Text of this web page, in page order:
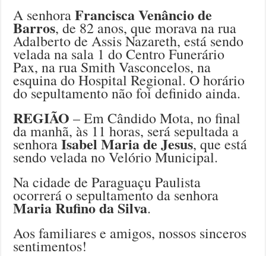
A senhoraFrancisca Venâncio de
Barros, de 82 anos, que morava na rua
Adalberto de Assis Nazareth, está sendo
velada na sala 1 do Centro Funerário
Pax, na rua Smith Vasconcelos, na
esquina do Hospital Regional. O horário
do sepultamento não foi definido ainda.
REGIÃO – Em Cândido Mota, no final
da manhã, às 11 horas, será sepultada a
senhoraIsabel Maria de Jesus, que está
sendo velada no Velório Municipal.
Na cidade de Paraguaçu Paulista
ocorrerá o sepultamento da senhora
Maria Rufino da Silva.
Aos familiares e amigos, nossos sinceros
sentimentos!